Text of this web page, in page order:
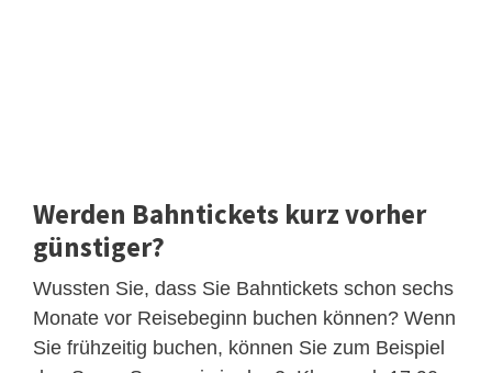
Werden Bahntickets kurz vorher
günstiger?
Wussten Sie, dass Sie Bahntickets schon sechs
Monate vor Reisebeginn buchen können? Wenn
Sie frühzeitig buchen, können Sie zum Beispiel